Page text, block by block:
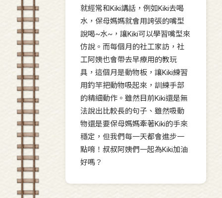
就經常和Kiki講話，例如Kiki去喝
水，保母媽媽就會用誇張的嘴型
說喝~水~，讓Kiki可以學習嘴型來
仿說。而每個月的社工家訪，社
工阿姨也會帶去早療用的教玩
具，這個月是動物板，讓Kiki練習
用釣竿把動物吸起來，訓練手部
的精細動作。雖然目前Kiki還是無
法說出比較長的句子、雖然吸動
物還是要保母媽媽牽著Kiki的手來
穩定，但我們每一天都會進步一
點唷！叔叔阿姨們一起為Kiki加油
好嗎？